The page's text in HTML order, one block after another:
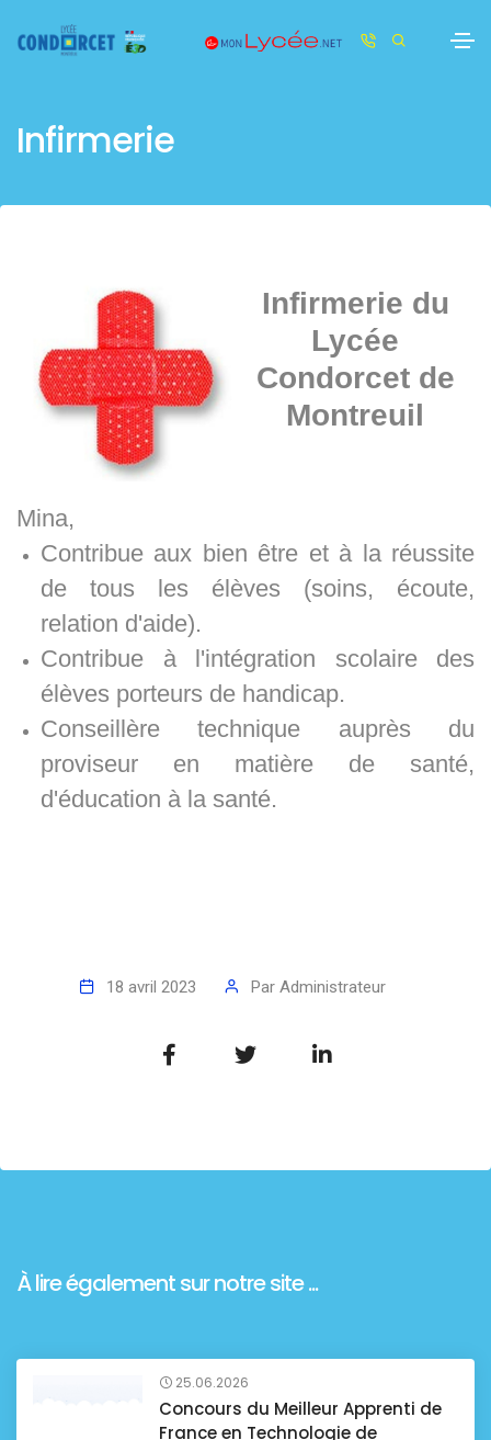
Infirmerie
Infirmerie du
Lycée
Condorcet de
Montreuil
Mina,
Contribue aux bien être et à la réussite
de tous les élèves (soins, écoute,
relation d'aide).
Contribue à l'intégration scolaire des
élèves porteurs de handicap.
Conseillère technique auprès du
proviseur en matière de santé,
d'éducation à la santé.
18 avril 2023 Par Administrateur
À lire également sur notre site ...
25.06.2026
Concours du Meilleur Apprenti de
France en Technologie de